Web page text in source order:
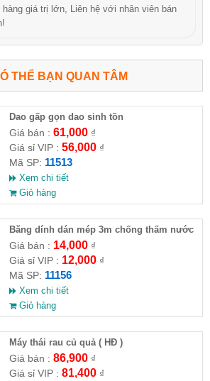
giá trị lớn, Liên hệ với nhân viên bán
THỂ BẠN QUAN TÂM
Dao gấp gọn dao sinh tồn
Giá bán : 61,000₫
Giá sỉ VIP : 56,000₫
Mã SP: 11513
Xem chi tiết
Giỏ hàng
Băng dính dán mép 3m chống thấm nước
Giá bán : 14,000₫
Giá sỉ VIP : 12,000₫
Mã SP: 11156
Xem chi tiết
Giỏ hàng
Máy thái rau củ quả ( HĐ )
Giá bán : 86,900₫
Giá sỉ VIP : 81,400₫